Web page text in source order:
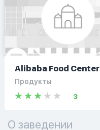
Alibaba Food Center
Продукты
3
О заведении